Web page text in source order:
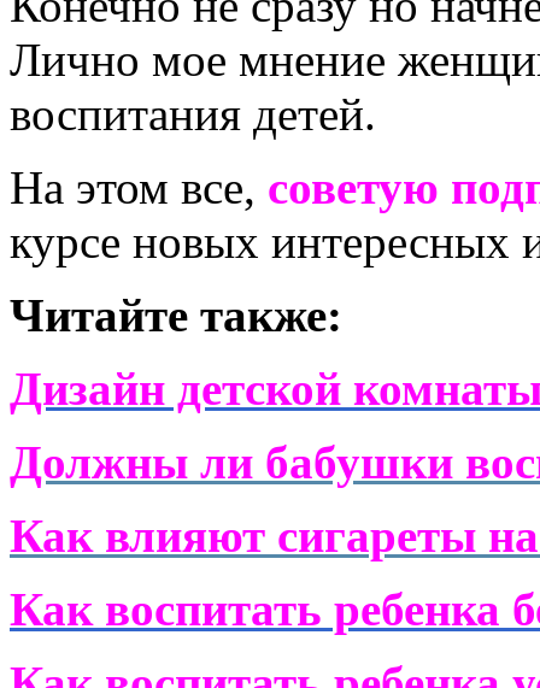
Лично мое мнение
воспитания детей.
На этом все, советую
курсе новых интересных
Читайте также:
Дизайн детской
Должны ли бабушки
Как влияют сигареты на
Как воспитать ребенка